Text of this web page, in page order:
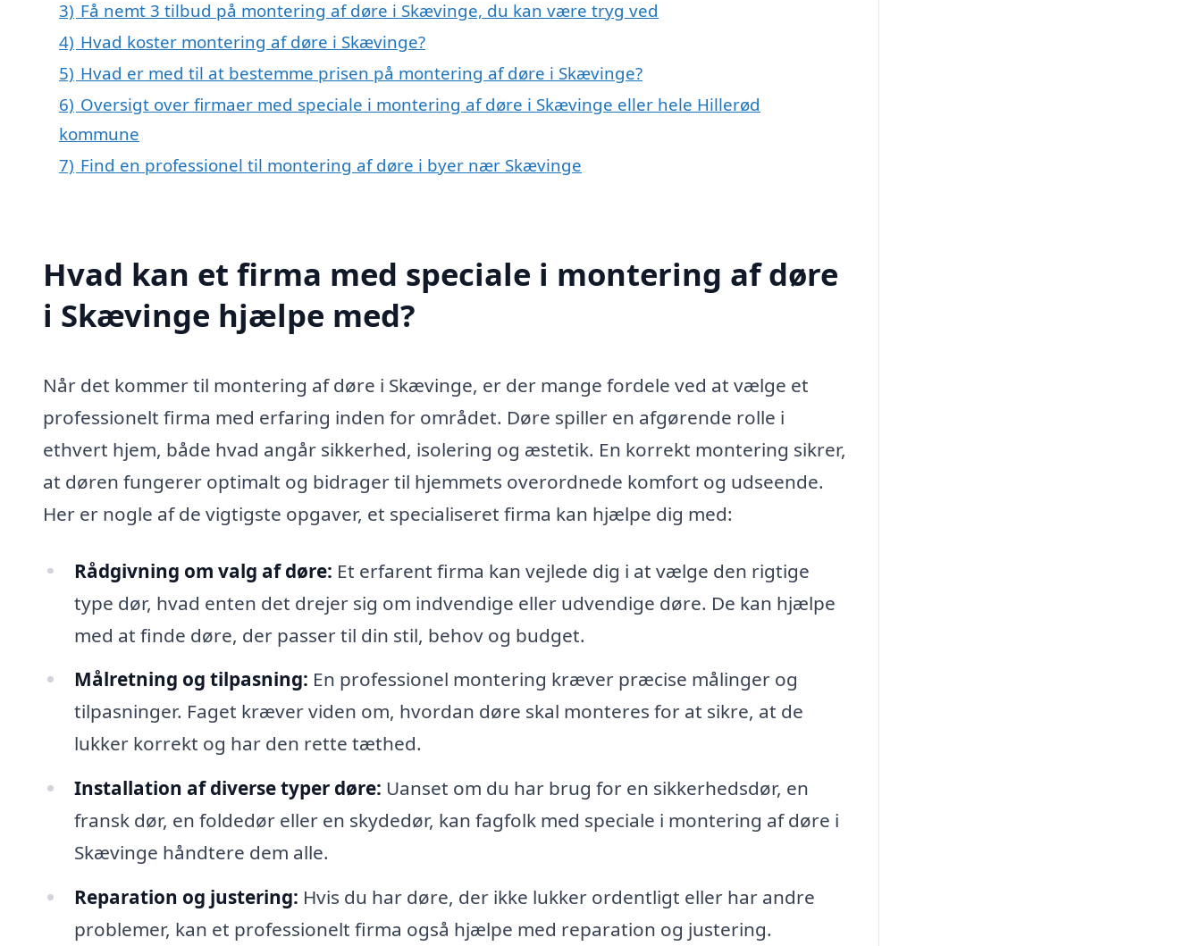
3) Få nemt 3 tilbud på montering af døre i Skævinge, du kan være tryg ved
4) Hvad koster montering af døre i Skævinge?
5) Hvad er med til at bestemme prisen på montering af døre i Skævinge?
6) Oversigt over firmaer med speciale i montering af døre i Skævinge eller hele Hillerød
kommune
7) Find en professionel til montering af døre i byer nær Skævinge
Hvad kan et firma med speciale i montering af døre
i Skævinge hjælpe med?
Når det kommer til montering af døre i Skævinge, er der mange fordele ved at vælge et
professionelt firma med erfaring inden for området. Døre spiller en afgørende rolle i
ethvert hjem, både hvad angår sikkerhed, isolering og æstetik. En korrekt montering sikrer,
at døren fungerer optimalt og bidrager til hjemmets overordnede komfort og udseende.
Her er nogle af de vigtigste opgaver, et specialiseret firma kan hjælpe dig med:
Rådgivning om valg af døre: Et erfarent firma kan vejlede dig i at vælge den rigtige
type dør, hvad enten det drejer sig om indvendige eller udvendige døre. De kan hjælpe
med at finde døre, der passer til din stil, behov og budget.
Målretning og tilpasning: En professionel montering kræver præcise målinger og
tilpasninger. Faget kræver viden om, hvordan døre skal monteres for at sikre, at de
lukker korrekt og har den rette tæthed.
Installation af diverse typer døre: Uanset om du har brug for en sikkerhedsdør, en
fransk dør, en foldedør eller en skydedør, kan fagfolk med speciale i montering af døre i
Skævinge håndtere dem alle.
Reparation og justering: Hvis du har døre, der ikke lukker ordentligt eller har andre
problemer, kan et professionelt firma også hjælpe med reparation og justering.